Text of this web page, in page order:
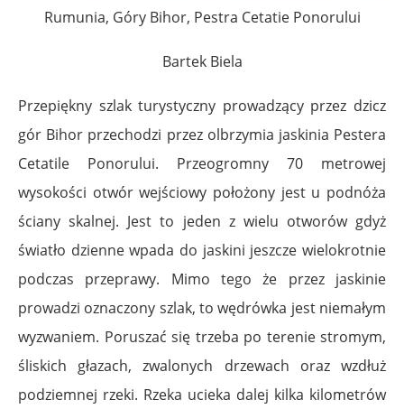
Rumunia, Góry Bihor, Pestra Cetatie Ponorului
Bartek Biela
Przepiękny szlak turystyczny prowadzący przez dzicz
gór Bihor przechodzi przez olbrzymia jaskinia Pestera
Cetatile Ponorului. Przeogromny 70 metrowej
wysokości otwór wejściowy położony jest u podnóża
ściany skalnej. Jest to jeden z wielu otworów gdyż
światło dzienne wpada do jaskini jeszcze wielokrotnie
podczas przeprawy. Mimo tego że przez jaskinie
prowadzi oznaczony szlak, to wędrówka jest niemałym
wyzwaniem. Poruszać się trzeba po terenie stromym,
śliskich głazach, zwalonych drzewach oraz wzdłuż
podziemnej rzeki. Rzeka ucieka dalej kilka kilometrów